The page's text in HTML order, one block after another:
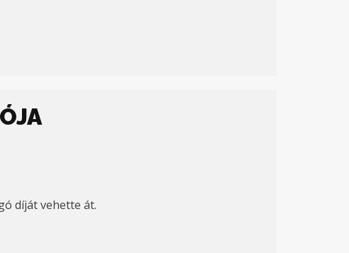
díját vehette át.